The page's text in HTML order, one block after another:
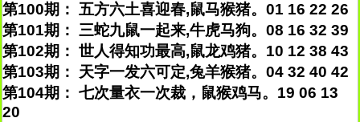
第100期： 五方六土喜迎春,鼠马猴猪。01 16 22 26
第101期： 三蛇九鼠一起来,牛虎马狗。08 16 32 39
第102期： 世人得知功最高,鼠龙鸡猪。10 12 38 43
第103期： 天字一发六可定,兔羊猴猪。04 32 40 42
第104期： 七次量衣一次裁，鼠猴鸡马。19 06 13
20